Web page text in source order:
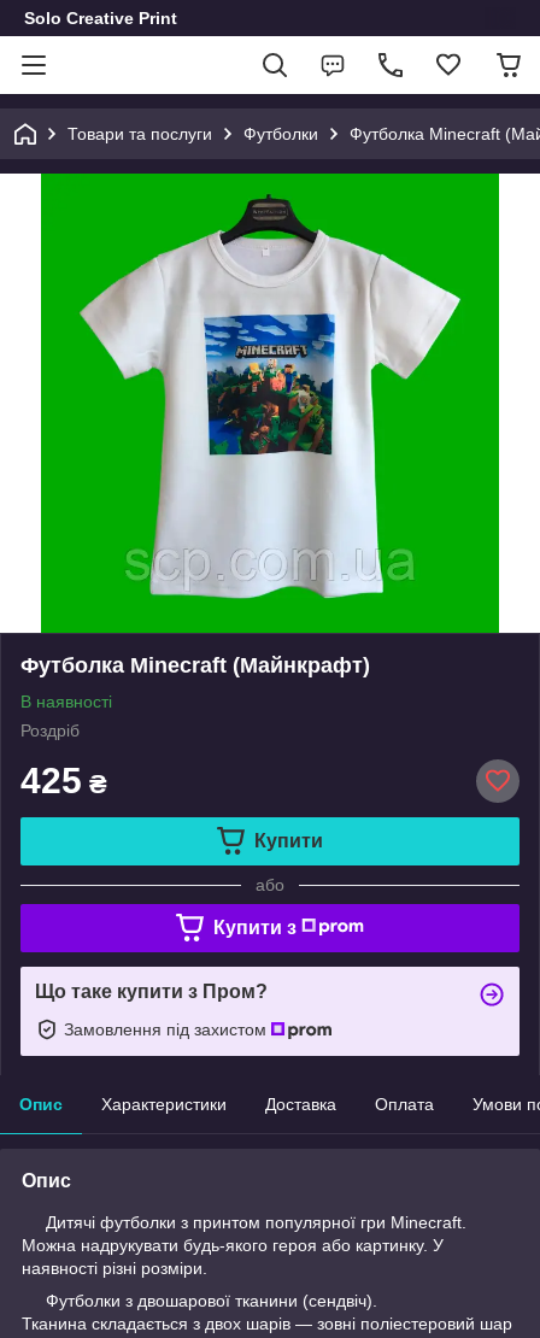
Solo Creative Print
Товари та послуги Футболки Футболка Minecraft
Футболка Minecraft (Майнкрафт)
В наявності
Роздріб
425 ₴
Купити
або
Купити з
Що таке купити з Пром?
Замовлення під захистом
Опис Характеристики Доставка Оплата Умови
Опис
Дитячі футболки з принтом популярної гри Minecraft.
Можна надрукувати будь-якого героя або картинку. У
наявності різні розміри.
Футболки з двошарової тканини (сендвіч).
Тканина складається з двох шарів — зовні поліестеровий шар